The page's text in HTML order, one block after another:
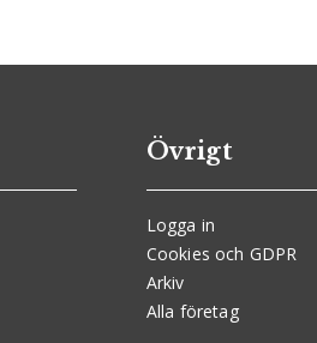
Övrigt
Logga in
Cookies och GDPR
Arkiv
Alla företag